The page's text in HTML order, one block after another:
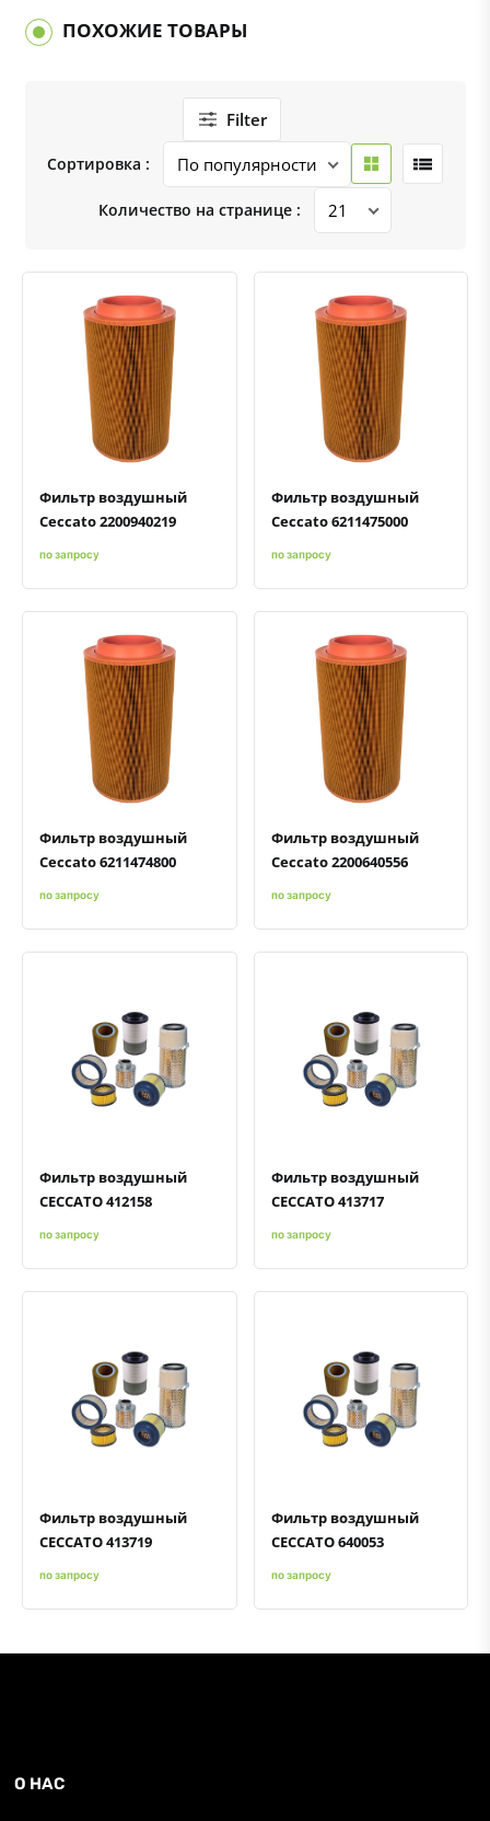
ПОХОЖИЕ ТОВАРЫ
Filter
Сортировка :
Количество на странице :
Быстрый просмотрДобавить к сравнению
Добавить в избранное
Фильтр воздушный
Ceccato 2200940219
по запросу
Быстрый просмотрДобавить к сравнению
Добавить в избранное
Фильтр воздушный
Ceccato 6211475000
по запросу
Быстрый просмотрДобавить к сравнению
Добавить в избранное
Фильтр воздушный
Ceccato 6211474800
по запросу
Быстрый просмотрДобавить к сравнению
Добавить в избранное
Фильтр воздушный
Ceccato 2200640556
по запросу
Быстрый просмотрДобавить к сравнению
Добавить в избранное
Фильтр воздушный
CECCATO 412158
по запросу
Быстрый просмотрДобавить к сравнению
Добавить в избранное
Фильтр воздушный
CECCATO 413717
по запросу
Быстрый просмотрДобавить к сравнению
Добавить в избранное
Фильтр воздушный
CECCATO 413719
по запросу
Быстрый просмотрДобавить к сравнению
Добавить в избранное
Фильтр воздушный
CECCATO 640053
по запросу
О НАС